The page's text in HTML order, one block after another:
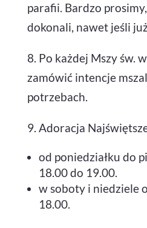
parafii. Bardzo
dokonali, nawet jeśli
8. Po każdej Mszy św.
zamówić intencje
potrzebach.
9. Adoracja
od poniedziałku do
18.00 do 19.00.
w soboty i niedziele
18.00.